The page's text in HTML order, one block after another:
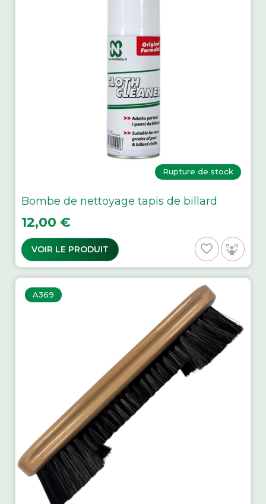
Rupture de stock
Bombe de nettoyage tapis de billard
Prix
12,00 €
VOIR LE PRODUIT favorite_border
A369